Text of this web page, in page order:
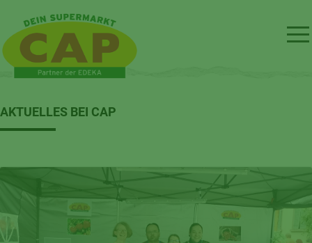
AKTUELLES BEI CAP